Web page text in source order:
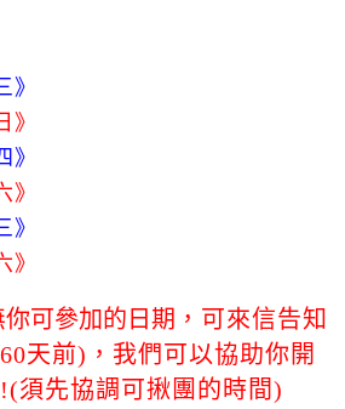
》
》
》
》
》
》
可參加的日期 ，可來信告知
天前)，我們可以協助你開
須先協調可揪團的時間)